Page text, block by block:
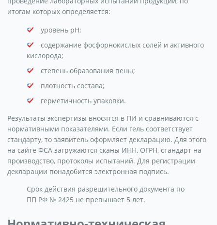
итогам которых определяется:
уровень рН;
содержание фосфорнокислых солей и активного
кислорода;
степень образования пены;
плотность состава;
герметичность упаковки.
Результаты экспертизы вносятся в ПИ и сравниваются с
нормативными показателями. Если гель соответствует
стандарту, то заявитель оформляет декларацию. Для этого
на сайте ФСА загружаются сканы ИНН, ОГРН, стандарт на
производство, протоколы испытаний. Для регистрации
декларации понадобится электронная подпись.
Срок действия разрешительного документа по
ПП РФ № 2425 не превышает 5 лет.